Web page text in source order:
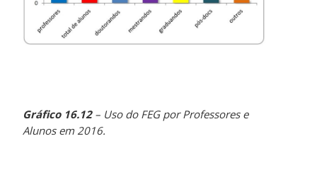
Gráfico 16.12– Uso do FEG por Professores e
Alunos em 2016.